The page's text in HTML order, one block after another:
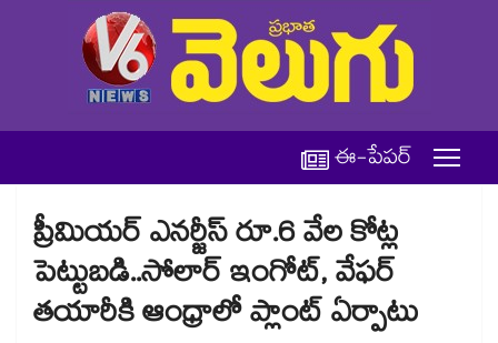
ఈ-పేపర్
ప్రీమియర్ ఎనర్జీస్ రూ.6 వేల కోట్ల
పెట్టుబడి..సోలార్ ఇంగోట్‌‌‌‌, వేఫర్‌‌‌‌‌‌‌‌
తయారీకి ఆంధ్రాలో ప్లాంట్ ఏర్పాటు